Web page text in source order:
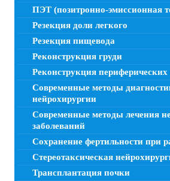
ПЭТ (позитронно-эмиссионная
Резекция доли легкого
Резекция пищевода
Реконструкция груди
Реконструкция периферических
Современные методы
нейрохирургии
Современные методы лечения
заболеваний
Сохранение фертильности при
Стереотаксическая
Трансплантация почки